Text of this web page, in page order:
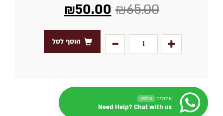
₪65.00
₪50.00
הוסף לסל
שמוליק Online
Need Help? Chat with us